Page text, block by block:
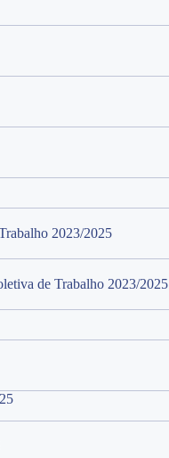
2023/2025
de Trabalho 2023/2025